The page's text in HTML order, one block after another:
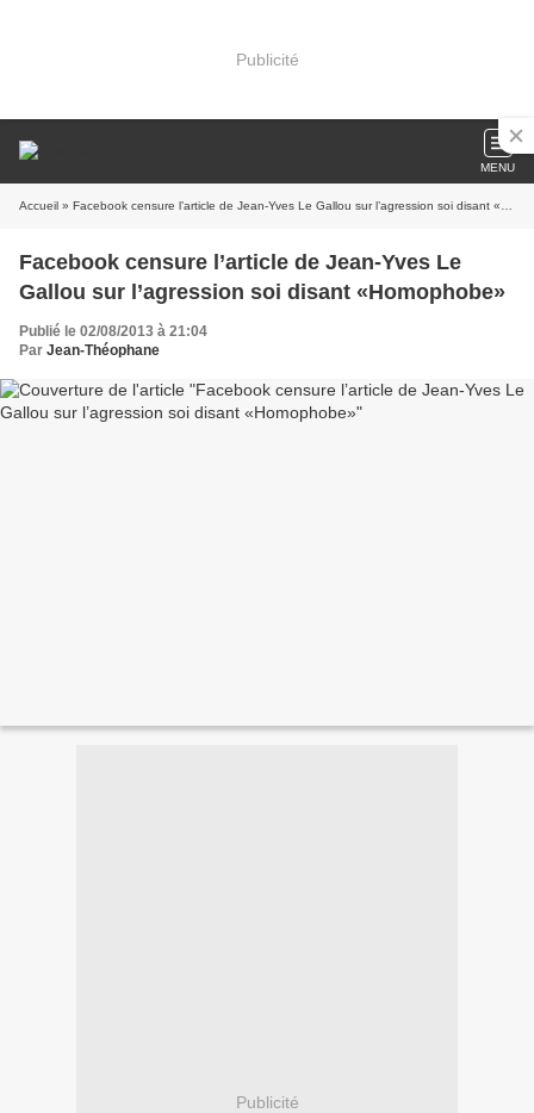
Publicité
MENU
Accueil » Facebook censure l’article de Jean-Yves Le Gallou sur l’agression soi disant «Homophobe»
Facebook censure l’article de Jean-Yves Le
Gallou sur l’agression soi disant «Homophobe»
Publié le 02/08/2013 à 21:04
Par Jean-Théophane
Publicité